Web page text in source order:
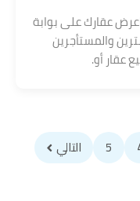
عقارك على بوابة
والمستأجرين
عقار أو.
5
التالي